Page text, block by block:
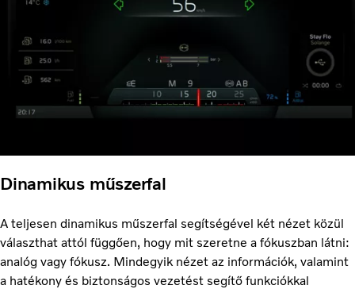
Dinamikus műszerfal
A teljesen dinamikus műszerfal segítségével két nézet közül
választhat attól függően, hogy mit szeretne a fókuszban látni:
analóg vagy fókusz. Mindegyik nézet az információk, valamint
a hatékony és biztonságos vezetést segítő funkciókkal